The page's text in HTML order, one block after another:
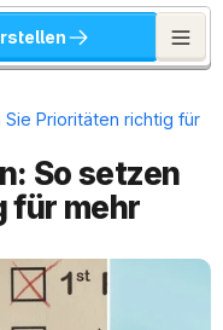
Prioritäten richtig für
So setzen
für mehr